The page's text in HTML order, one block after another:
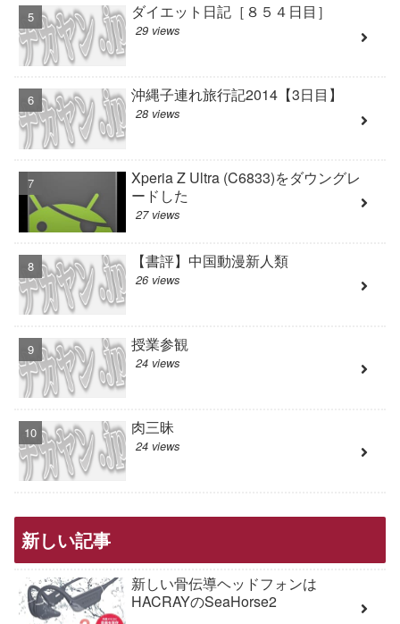
ダイエット日記［８５４日目］
29 views
沖縄子連れ旅行記2014【3日目】
28 views
Xperia Z Ultra (C6833)をダウングレ
ードした
27 views
【書評】中国動漫新人類
26 views
授業参観
24 views
肉三昧
24 views
新しい記事
新しい骨伝導ヘッドフォンは
HACRAYのSeaHorse2